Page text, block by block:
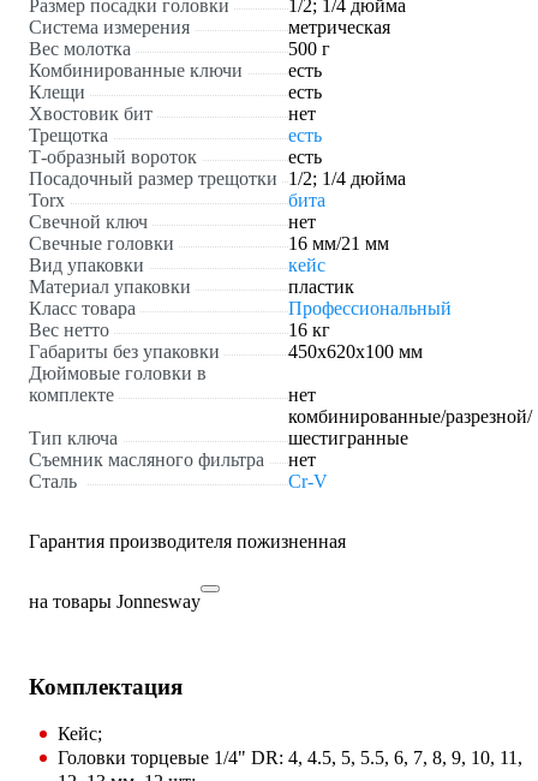
Размер посадки головки
1/2; 1/4 дюйма
Система измерения
метрическая
Вес молотка
500 г
Комбинированные ключи
есть
Клещи
есть
Хвостовик бит
нет
Трещотка
есть
Т-образный вороток
есть
Посадочный размер трещотки
1/2; 1/4 дюйма
Torx
бита
Свечной ключ
нет
Свечные головки
16 мм/21 мм
Вид упаковки
кейс
Материал упаковки
пластик
Класс товара
Профессиональный
Вес нетто
16 кг
Габариты без упаковки
450х620х100 мм
Дюймовые головки в
комплекте
нет
Тип ключа
комбинированные/разрезной/
шестигранные
Съемник масляного фильтра
нет
Сталь
Cr-V
Гарантия производителя пожизненная
на товары Jonnesway
Комплектация
Кейс;
Головки торцевые 1/4" DR: 4, 4.5, 5, 5.5, 6, 7, 8, 9, 10, 11,